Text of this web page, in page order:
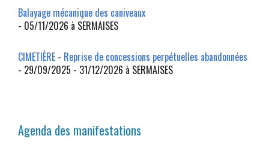
Balayage mécanique des caniveaux
- 05/11/2026 à SERMAISES
CIMETIÈRE - Reprise de concessions perpétuelles abandonnées
- 29/09/2025 - 31/12/2026 à SERMAISES
Agenda des manifestations